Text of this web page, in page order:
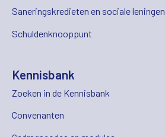
Saneringskredieten en sociale leningen
Schuldenknooppunt
Kennisbank
Zoeken in de Kennisbank
Convenanten